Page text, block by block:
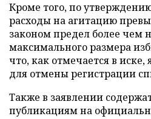
Кроме того, по
расходы на агитацию
законом предел более чем
максимального размера
что, как отмечается в иске,
для отмены регистрации
Также в заявлении
публикациям на